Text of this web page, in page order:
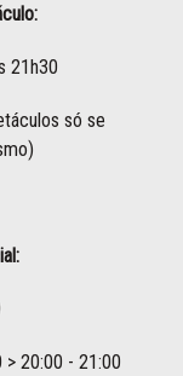
21h30
só se
20:00 - 21:00